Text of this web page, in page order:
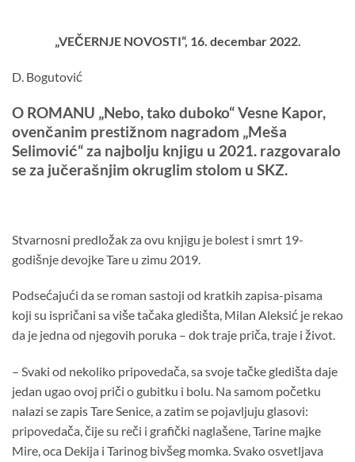
„VEČERNJE NOVOSTI“, 16. decembar 2022.
D. Bogutović
O ROMANU „Nebo, tako duboko“ Vesne Kapor,
ovenčanim prestižnom nagradom „Meša
Selimović“ za najbolju knjigu u 2021. razgovaralo
se za jučerašnjim okruglim stolom u SKZ.
Stvarnosni predložak za ovu knjigu je bolest i smrt 19-
godišnje devojke Tare u zimu 2019.
Podsećajući da se roman sastoji od kratkih zapisa-pisama
koji su ispričani sa više tačaka gledišta, Milan Aleksić je rekao
da je jedna od njegovih poruka – dok traje priča, traje i život.
– Svaki od nekoliko pripovedača, sa svoje tačke gledišta daje
jedan ugao ovoj priči o gubitku i bolu. Na samom početku
nalazi se zapis Tare Senice, a zatim se pojavljuju glasovi:
pripovedača, čije su reči i grafički naglašene, Tarine majke
Mire, oca Dekija i Tarinog bivšeg momka. Svako osvetljava